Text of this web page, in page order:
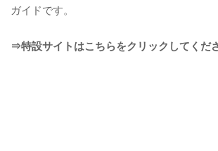
ガイドです。
⇒特設サイトはこちらをクリックしてくだ